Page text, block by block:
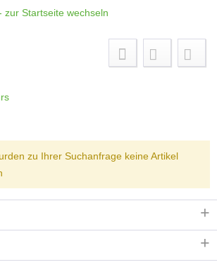
zu Ihrer Suchanfrage keine Artikel